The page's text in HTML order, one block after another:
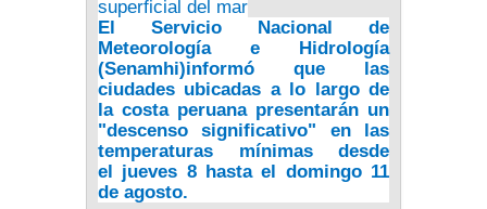
superficial del mar
El Servicio Nacional de
Meteorología e Hidrología
(Senamhi)informó que las
ciudades ubicadas a lo largo de
la costa peruana presentarán un
"descenso significativo" en las
temperaturas mínimas desde
el jueves 8 hasta el domingo 11
de agosto.